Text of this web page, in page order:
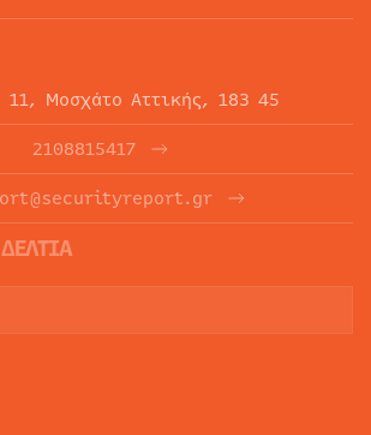
Μοσχάτο Αττικής, 183 45
2108815417